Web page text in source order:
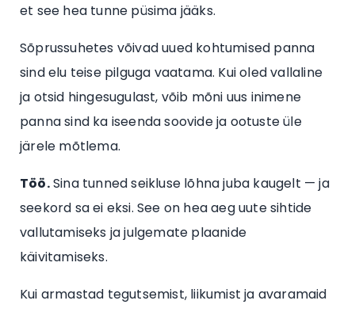
et see hea tunne püsima jääks.
Sõprussuhetes võivad uued kohtumised panna
sind elu teise pilguga vaatama. Kui oled vallaline
ja otsid hingesugulast, võib mõni uus inimene
panna sind ka iseenda soovide ja ootuste üle
järele mõtlema.
Töö.Sina tunned seikluse lõhna juba kaugelt — ja
seekord sa ei eksi. See on hea aeg uute sihtide
vallutamiseks ja julgemate plaanide
käivitamiseks.
Kui armastad tegutsemist, liikumist ja avaramaid